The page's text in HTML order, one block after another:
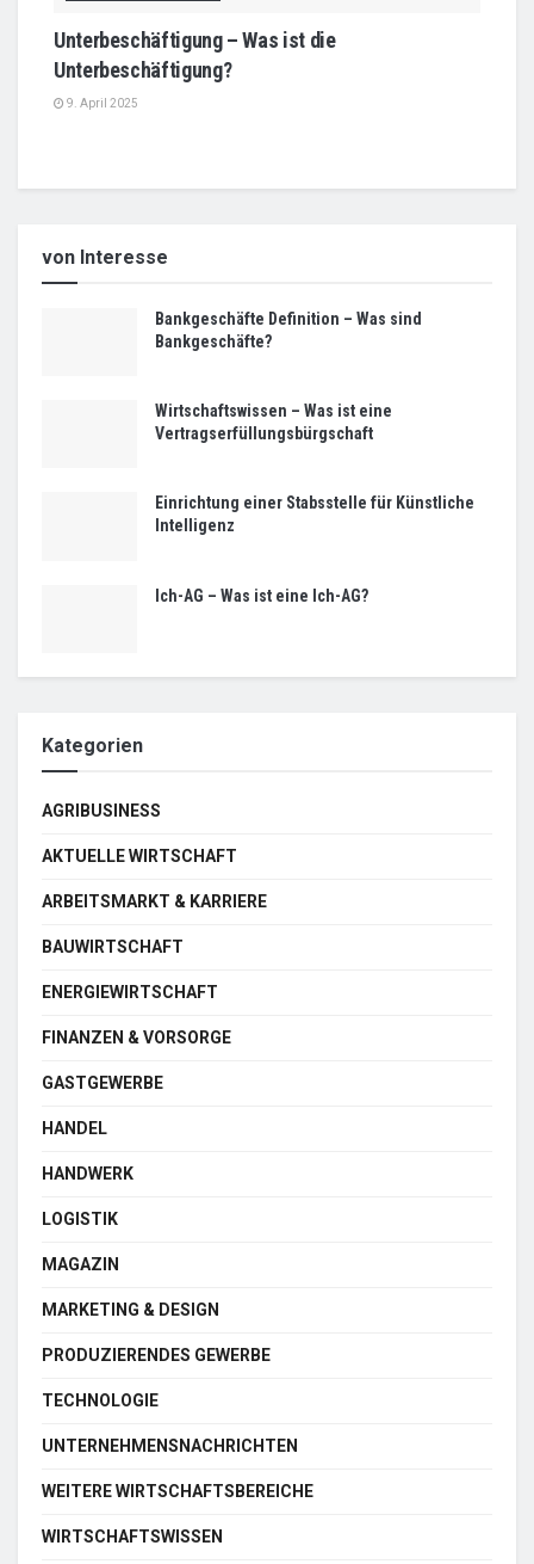
Unterbeschäftigung – Was ist die
Unterbeschäftigung?
9. April 2025
von Interesse
Bankgeschäfte Definition – Was sind
Bankgeschäfte?
Wirtschaftswissen – Was ist eine
Vertragserfüllungsbürgschaft
Einrichtung einer Stabsstelle für Künstliche
Intelligenz
Ich-AG – Was ist eine Ich-AG?
Kategorien
AGRIBUSINESS
AKTUELLE WIRTSCHAFT
ARBEITSMARKT & KARRIERE
BAUWIRTSCHAFT
ENERGIEWIRTSCHAFT
FINANZEN & VORSORGE
GASTGEWERBE
HANDEL
HANDWERK
LOGISTIK
MAGAZIN
MARKETING & DESIGN
PRODUZIERENDES GEWERBE
TECHNOLOGIE
UNTERNEHMENSNACHRICHTEN
WEITERE WIRTSCHAFTSBEREICHE
WIRTSCHAFTSWISSEN